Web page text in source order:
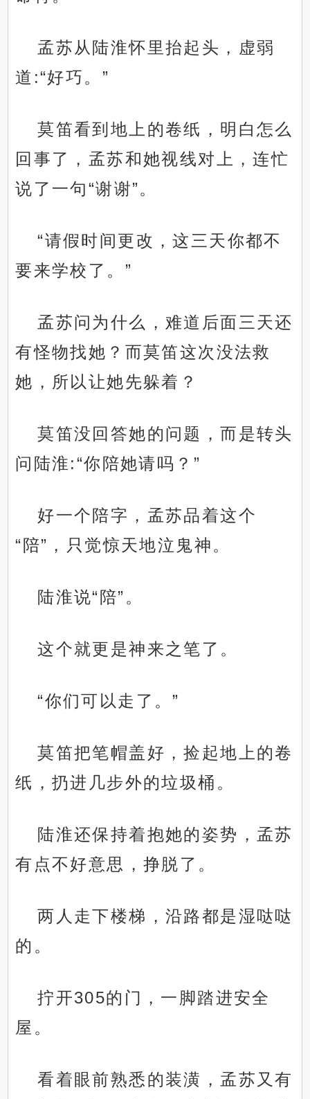
孟苏从陆淮怀里抬起头，虚弱
道:“好巧。”
莫笛看到地上的卷纸，明白怎么
回事了，孟苏和她视线对上，连忙
说了一句“谢谢”。
“请假时间更改，这三天你都不
要来学校了。”
孟苏问为什么，难道后面三天还
有怪物找她？而莫笛这次没法救
她，所以让她先躲着？
莫笛没回答她的问题，而是转头
问陆淮:“你陪她请吗？”
好一个陪字，孟苏品着这个
“陪”，只觉惊天地泣鬼神。
陆淮说“陪”。
这个就更是神来之笔了。
“你们可以走了。”
莫笛把笔帽盖好，捡起地上的卷
纸，扔进几步外的垃圾桶。
陆淮还保持着抱她的姿势，孟苏
有点不好意思，挣脱了。
两人走下楼梯，沿路都是湿哒哒
的。
拧开305的门，一脚踏进安全
屋。
看着眼前熟悉的装潢，孟苏又有